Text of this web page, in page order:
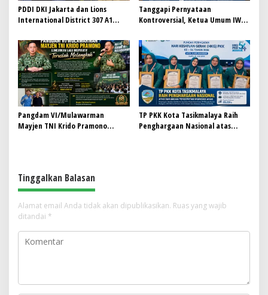
PDDI DKI Jakarta dan Lions
International District 307 A1
Gerakan Donor Darah Modern
Tanggapi Pernyataan
Kontroversial, Ketua Umum IWO
Temui Hotman Paris: Jaga
Marwah Pers Lewat Dialog
Terbuka
Pangdam VI/Mulawarman
Mayjen TNI Krido Pramono
TP PKK Kota Tasikmalaya Raih
Penghargaan Nasional atas
Tinggalkan Balasan
Alamat email Anda tidak akan dipublikasikan. Ruas yang wajib
ditandai *